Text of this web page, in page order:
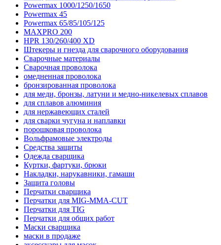
Powermax 1000/1250/1650
Powermax 45
Powermax 65/85/105/125
MAXPRO 200
HPR 130/260/400 XD
Штекеры и гнезда для сварочного оборудования
Сварочные материалы
Сварочная проволока
омедненная проволока
бронзированная проволока
для меди, бронзы, латуни и медно-никелевых сплавов
для сплавов алюминия
для нержавеющих сталей
для сварки чугуна и наплавки
порошковая проволока
Вольфрамовые электроды
Средства защиты
Одежда сварщика
Куртки, фартуки, брюки
Накладки, нарукавники, гамаши
Защита головы
Перчатки сварщика
Перчатки для MIG-MMA-CUT
Перчатки для TIG
Перчатки для общих работ
Маски сварщика
маски в продаже